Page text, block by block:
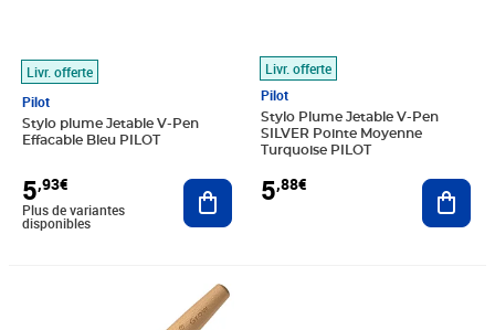
Livr. offerte
Pilot
Stylo plume Jetable V-Pen
Effacable Bleu PILOT
5,93€
Plus de variantes
disponibles
Ajouter au panier
Livr. offerte
Pilot
Stylo Plume Jetable V-Pen
SILVER Pointe Moyenne
Turquoise PILOT
5,88€